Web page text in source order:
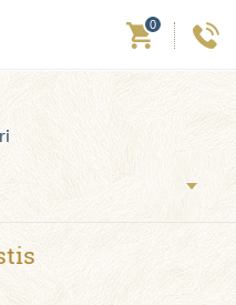
0